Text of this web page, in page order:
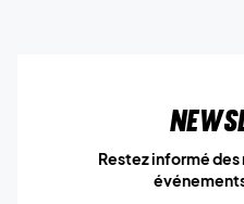
Restez informé